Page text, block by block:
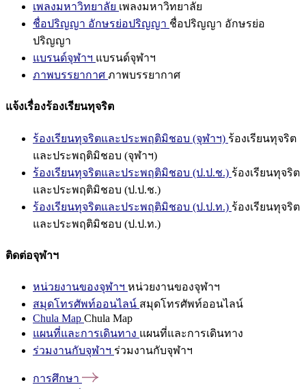
เพลงมหาวิทยาลัย เพลงมหาวิทยาลัย
ชื่อปริญญา อักษรย่อปริญญา ชื่อปริญญา อักษรย่อ
ปริญญา
แบรนด์จุฬาฯ แบรนด์จุฬาฯ
ภาพบรรยากาศ ภาพบรรยากาศ
แจ้งเรื่องร้องเรียนทุจริต
ร้องเรียนทุจริตและประพฤติมิชอบ (จุฬาฯ) ร้องเรียนทุจริต
และประพฤติมิชอบ (จุฬาฯ)
ร้องเรียนทุจริตและประพฤติมิชอบ (ป.ป.ช.) ร้องเรียนทุจริต
และประพฤติมิชอบ (ป.ป.ช.)
ร้องเรียนทุจริตและประพฤติมิชอบ (ป.ป.ท.) ร้องเรียนทุจริต
และประพฤติมิชอบ (ป.ป.ท.)
ติดต่อจุฬาฯ
หน่วยงานของจุฬาฯ หน่วยงานของจุฬาฯ
สมุดโทรศัพท์ออนไลน์ สมุดโทรศัพท์ออนไลน์
Chula Map Chula Map
แผนที่และการเดินทาง แผนที่และการเดินทาง
ร่วมงานกับจุฬาฯ ร่วมงานกับจุฬาฯ
การศึกษา